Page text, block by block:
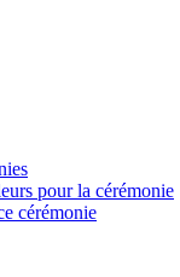
pour la cérémonie
cérémonie